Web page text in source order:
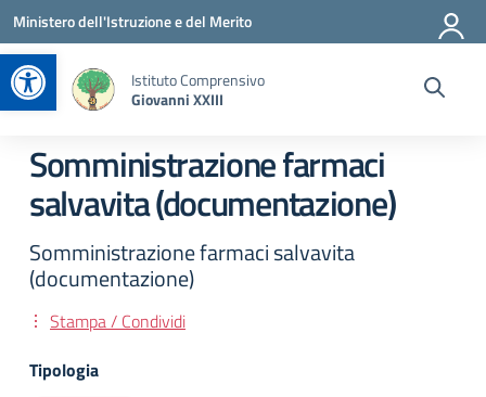
Apri la barra degli strumenti
Vai ai contenuti
Vai al menu di navigazione
Vai al footer
Ministero dell'Istruzione e del Merito
Istituto Comprensivo
Giovanni XXIII
Somministrazione farmaci
salvavita (documentazione)
Somministrazione farmaci salvavita
(documentazione)
Stampa / Condividi
Tipologia